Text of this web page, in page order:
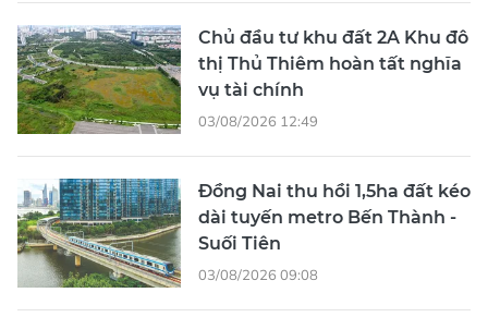
Chủ đầu tư khu đất 2A Khu đô
thị Thủ Thiêm hoàn tất nghĩa
vụ tài chính
03/08/2026 12:49
Đồng Nai thu hồi 1,5ha đất kéo
dài tuyến metro Bến Thành -
Suối Tiên
03/08/2026 09:08